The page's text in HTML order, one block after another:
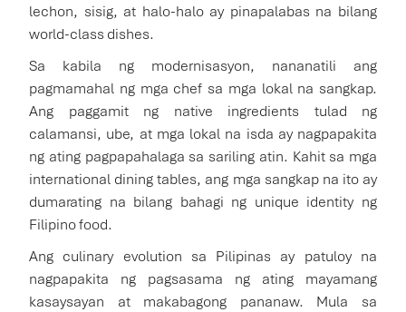
lechon, sisig, at halo-halo ay pinapalabas na bilang
world-class dishes.
Sa kabila ng modernisasyon, nananatili ang
pagmamahal ng mga chef sa mga lokal na sangkap.
Ang paggamit ng native ingredients tulad ng
calamansi, ube, at mga lokal na isda ay nagpapakita
ng ating pagpapahalaga sa sariling atin. Kahit sa mga
international dining tables, ang mga sangkap na ito ay
dumarating na bilang bahagi ng unique identity ng
Filipino food.
Ang culinary evolution sa Pilipinas ay patuloy na
nagpapakita ng pagsasama ng ating mayamang
kasaysayan at makabagong pananaw. Mula sa